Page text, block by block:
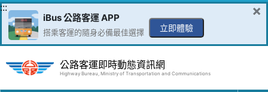
跳到主要內容區
:::
iBus 公路客運 APP
搭乘客運的隨身必備最佳選擇 立即體驗
×
公路客運即時動態資訊網
Highway Bureau, Ministry of Transportation and Communications